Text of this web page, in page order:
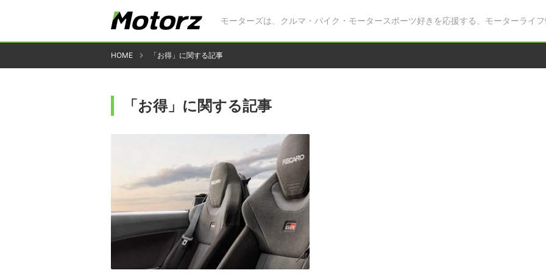
モーターズは、クルマ・バイク・モータースポーツ好きを応援する、モーターライフ
HOME 「お得」に関する記事
「お得」に関する記事